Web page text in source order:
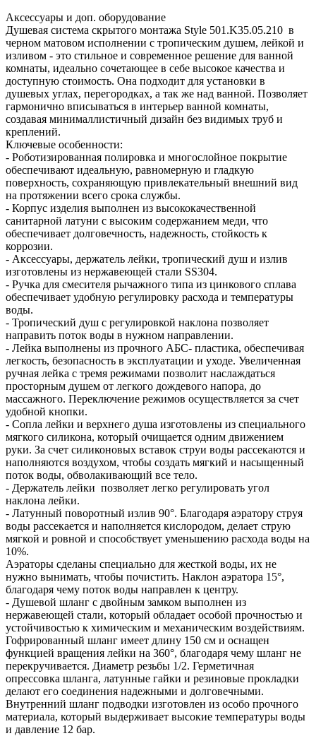
Аксессуары и доп. оборудование
Душевая система скрытого монтажа Style 501.K35.05.210 в
черном матовом исполнении с тропическим душем, лейкой и
изливом - это стильное и современное решение для ванной
комнаты, идеально сочетающее в себе высокое качества и
доступную стоимость. Она подходит для установки в
душевых углах, перегородках, а так же над ванной. Позволяет
гармонично вписываться в интерьер ванной комнаты,
создавая минималлистичный дизайн без видимых труб и
креплений.
Ключевые особенности:
- Роботизированная полировка и многослойное покрытие
обеспечивают идеальную, равномерную и гладкую
поверхность, сохраняющую привлекательный внешний вид
на протяжении всего срока службы.
- Корпус изделия выполнен из высококачественной
санитарной латуни с высоким содержанием меди, что
обеспечивает долговечность, надежность, стойкость к
коррозии.
- Аксессуары, держатель лейки, тропический душ и излив
изготовлены из нержавеющей стали SS304.
- Ручка для смесителя рычажного типа из цинкового сплава
обеспечивает удобную регулировку расхода и температуры
воды.
- Тропический душ с регулировкой наклона позволяет
направить поток воды в нужном направлении.
- Лейка выполнены из прочного АБС- пластика, обеспечивая
легкость, безопасность в эксплуатации и уходе. Увеличенная
ручная лейка с тремя режимами позволит наслаждаться
просторным душем от легкого дождевого напора, до
массажного. Переключение режимов осуществляется за счет
удобной кнопки.
- Сопла лейки и верхнего душа изготовлены из специального
мягкого силикона, который очищается одним движением
руки. За счет силиконовых вставок струи воды рассекаются и
наполняются воздухом, чтобы создать мягкий и насыщенный
поток воды, обволакивающий все тело.
- Держатель лейки позволяет легко регулировать угол
наклона лейки.
- Латунный поворотный излив 90°. Благодаря аэратору струя
воды рассекается и наполняется кислородом, делает струю
мягкой и ровной и способствует уменьшению расхода воды на
10%.
Аэраторы сделаны специально для жесткой воды, их не
нужно вынимать, чтобы почистить. Наклон аэратора 15°,
благодаря чему поток воды направлен к центру.
- Душевой шланг с двойным замком выполнен из
нержавеющей стали, который обладает особой прочностью и
устойчивостью к химическим и механическим воздействиям.
Гофрированный шланг имеет длину 150 см и оснащен
функцией вращения лейки на 360°, благодаря чему шланг не
перекручивается. Диаметр резьбы 1/2. Герметичная
опрессовка шланга, латунные гайки и резиновые прокладки
делают его соединения надежными и долговечными.
Внутренний шланг подводки изготовлен из особо прочного
материала, который выдерживает высокие температуры воды
и давление 12 бар.